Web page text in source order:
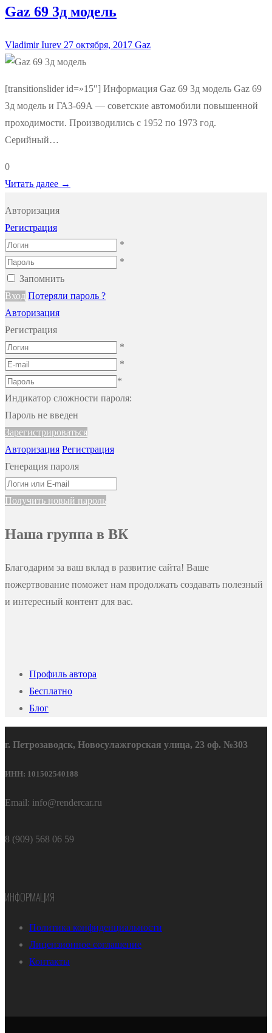
Gaz 69 3д модель
Vladimir Iurev 27 октября, 2017 Gaz
[transitionslider id=»15″] Информация Gaz 69 3д модель Gaz 69
3д модель и ГАЗ-69А — советские автомобили повышенной
проходимости. Производились с 1952 по 1973 год.
Серийный…
0
Читать далее →
Авторизация
Регистрация
*
*
Запомнить
Вход Потеряли пароль ?
Авторизация
Регистрация
*
*
*
Индикатор сложности пароля:
Пароль не введен
Зарегистрироваться
Авторизация Регистрация
Генерация пароля
Получить новый пароль
Наша группа в ВК
Благодарим за ваш вклад в развитие сайта! Ваше
пожертвование поможет нам продолжать создавать полезный
и интересный контент для вас.
Профиль автора
Бесплатно
Блог
г. Петрозаводск, Новосулажгорская улица, 23 оф. №303
ИНН: 101502540188
Email: info@rendercar.ru
8 (909) 568 06 59
ИНФОРМАЦИЯ
Политика конфиденциальности
Лицензионное соглашение
Контакты